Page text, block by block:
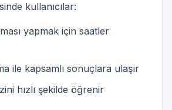
kullanıcılar:
yapmak için saatler
ile kapsamlı sonuçlara ulaşır
hızlı şekilde öğrenir